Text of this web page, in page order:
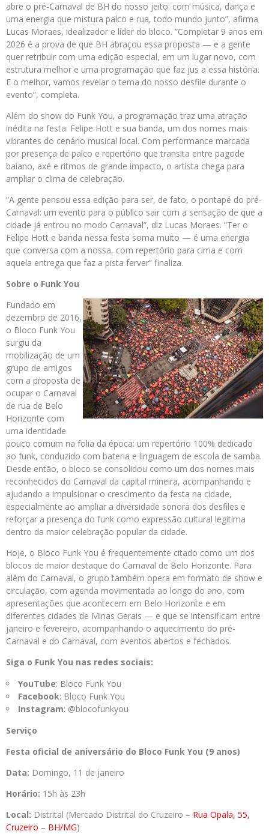
abre o pré-Carnaval de BH do nosso jeito: com música, dança e
uma energia que mistura palco e rua, todo mundo junto”, afirma
Lucas Moraes, idealizador e líder do bloco. “Completar 9 anos em
2026 é a prova de que BH abraçou essa proposta — e a gente
quer retribuir com uma edição especial, em um lugar novo, com
estrutura melhor e uma programação que faz jus a essa história.
E o melhor, vamos revelar o tema do nosso desfile durante o
evento”, completa.
Além do show do Funk You, a programação traz uma atração
inédita na festa: Felipe Hott e sua banda, um dos nomes mais
vibrantes do cenário musical local. Com performance marcada
por presença de palco e repertório que transita entre pagode
baiano, axé e ritmos de grande impacto, o artista chega para
ampliar o clima de celebração.
“A gente pensou essa edição para ser, de fato, o pontapé do pré-
Carnaval: um evento para o público sair com a sensação de que a
cidade já entrou no modo Carnaval”, diz Lucas Moraes. “Ter o
Felipe Hott e banda nessa festa soma muito — é uma energia
que conversa com a nossa, com repertório para cima e com
aquela entrega que faz a pista ferver” finaliza.
Sobre o Funk You
Fundado em
dezembro de 2016,
o Bloco Funk You
surgiu da
mobilização de um
grupo de amigos
com a proposta de
ocupar o Carnaval
de rua de Belo
Horizonte com
uma identidade
pouco comum na folia da época: um repertório 100% dedicado
ao funk, conduzido com bateria e linguagem de escola de samba.
Desde então, o bloco se consolidou como um dos nomes mais
reconhecidos do Carnaval da capital mineira, acompanhando e
ajudando a impulsionar o crescimento da festa na cidade,
especialmente ao ampliar a diversidade sonora dos desfiles e
reforçar a presença do funk como expressão cultural legítima
dentro da maior celebração popular da cidade.
Hoje, o Bloco Funk You é frequentemente citado como um dos
blocos de maior destaque do Carnaval de Belo Horizonte. Para
além do Carnaval, o grupo também opera em formato de show e
circulação, com agenda movimentada ao longo do ano, com
apresentações que acontecem em Belo Horizonte e em
diferentes cidades de Minas Gerais — e que se intensificam entre
janeiro e fevereiro, acompanhando o aquecimento do pré-
Carnaval e do Carnaval, com eventos abertos e fechados.
Siga o Funk You nas redes sociais:
YouTube: Bloco Funk You
Facebook: Bloco Funk You
Instagram: @blocofunkyou
Serviço
Festa oficial de aniversário do Bloco Funk You (9 anos)
Data: Domingo, 11 de janeiro
Horário: 15h às 23h
Local: Distrital (Mercado Distrital do Cruzeiro – Rua Opala, 55,
Cruzeiro – BH/MG)